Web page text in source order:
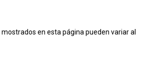
en esta página pueden variar al